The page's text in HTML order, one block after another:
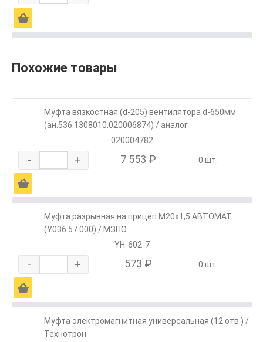
Ä
Похожие товары
Муфта вязкостная (d-205) вентилятора d-650мм
(ан.536.1308010,020006874) / аналог
020004782
- + 7 553 ₽ 0 шт.
Ä
Муфта разрывная на прицеп М20х1,5 АВТОМАТ
(У.036.57.000) / МЗПО
YH-602-7
- + 573 ₽ 0 шт.
Ä
Муфта электромагнитная универсальная (12 отв.) /
Технотрон